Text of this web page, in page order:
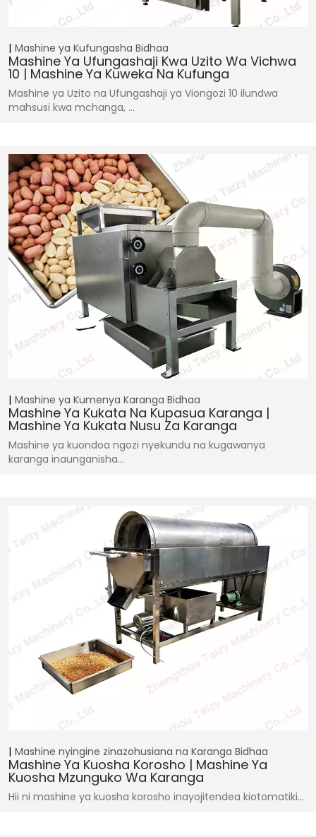
Mashine ya Kufungasha Bidhaa
Mashine Ya Ufungashaji Kwa Uzito Wa Vichwa
10 | Mashine Ya Kuweka Na Kufunga
Mashine ya Uzito na Ufungashaji ya Viongozi 10 ilundwa
mahsusi kwa mchanga, …
Mashine ya Kumenya Karanga Bidhaa
Mashine Ya Kukata Na Kupasua Karanga |
Mashine Ya Kukata Nusu Za Karanga
Mashine ya kuondoa ngozi nyekundu na kugawanya
karanga inaunganisha...
Mashine nyingine zinazohusiana na Karanga Bidhaa
Mashine Ya Kuosha Korosho | Mashine Ya
Kuosha Mzunguko Wa Karanga
Hii ni mashine ya kuosha korosho inayojitendea kiotomatiki...